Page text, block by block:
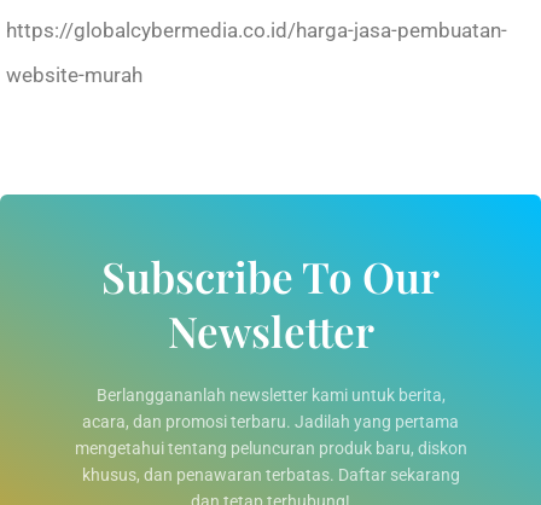
https://globalcybermedia.co.id/harga-jasa-pembuatan-
website-murah
Subscribe To Our
Newsletter
Berlanggananlah newsletter kami untuk berita,
acara, dan promosi terbaru. Jadilah yang pertama
mengetahui tentang peluncuran produk baru, diskon
khusus, dan penawaran terbatas. Daftar sekarang